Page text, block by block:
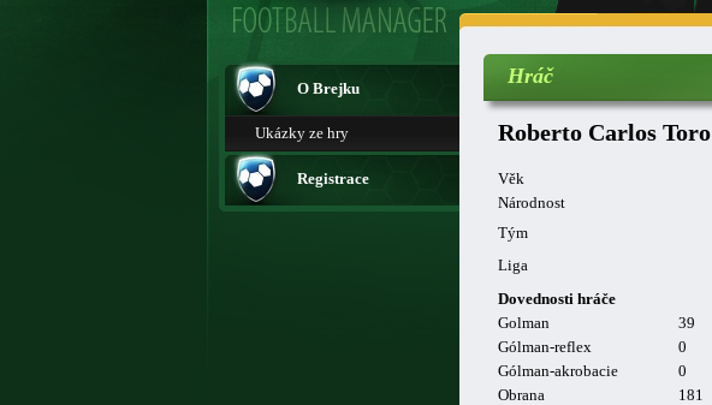
O Brejku
Ukázky ze hry
Registrace
Hráč
Roberto Carlos Toro
Věk
Národnost
Tým
Liga
Dovednosti hráče
Golman
39
Gólman-reflex
0
Gólman-akrobacie
0
Obrana
181